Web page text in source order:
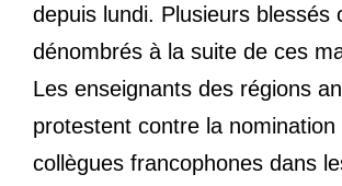
depuis lundi. Plusieurs blessés
dénombrés à la suite de ces
Les enseignants des régions
protestent contre la nomination
collègues francophones dans